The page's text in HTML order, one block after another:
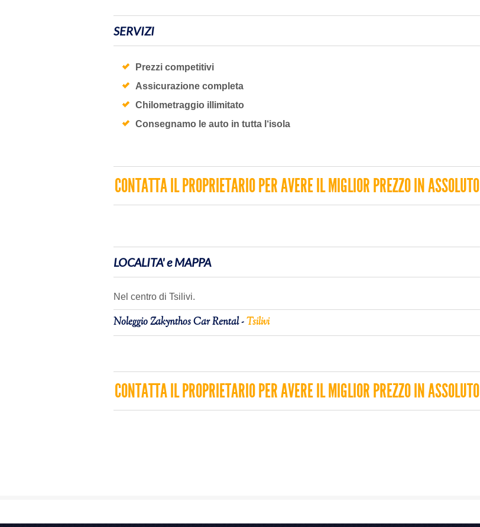
SERVIZI
Prezzi competitivi
Assicurazione completa
Chilometraggio illimitato
Consegnamo le auto in tutta l‘isola
CONTATTA IL PROPRIETARIO PER AVERE IL MIGLIOR PREZZO IN ASSOLUTO
LOCALITA' e MAPPA
Nel centro di Tsilivi.
Noleggio Zakynthos Car Rental -Tsilivi
CONTATTA IL PROPRIETARIO PER AVERE IL MIGLIOR PREZZO IN ASSOLUTO